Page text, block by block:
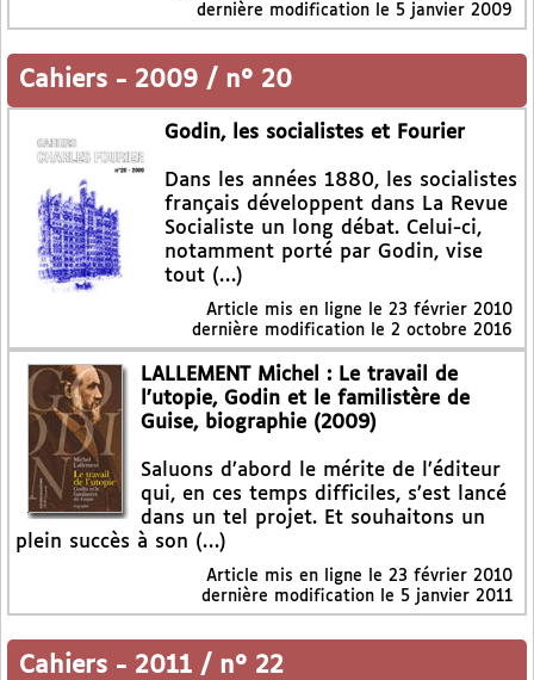
dernière modification le 5 janvier 2009
Cahiers - 2009 / n° 20
Godin, les socialistes et Fourier
Dans les années 1880, les socialistes
français développent dans La Revue
Socialiste un long débat. Celui-ci,
notamment porté par Godin, vise
tout (…)
Article mis en ligne le 23 février 2010
dernière modification le 2 octobre 2016
LALLEMENT Michel : Le travail de
l’utopie, Godin et le familistère de
Guise, biographie (2009)
Saluons d’abord le mérite de l’éditeur
qui, en ces temps difficiles, s’est lancé
dans un tel projet. Et souhaitons un
plein succès à son (…)
Article mis en ligne le 23 février 2010
dernière modification le 5 janvier 2011
Cahiers - 2011 / n° 22